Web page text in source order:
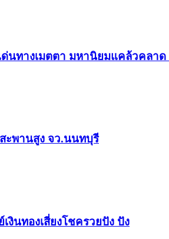
นทางเมตตา​ มหา​นิยม​แคล้วคลา
ะพานสูง​ จว.นนทบุรี
งินทอง​เสี่ยงโชค​รวยปัง​ ปัง​